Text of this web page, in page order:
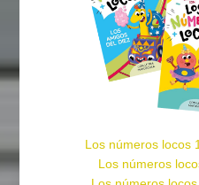
Los números locos
Los números